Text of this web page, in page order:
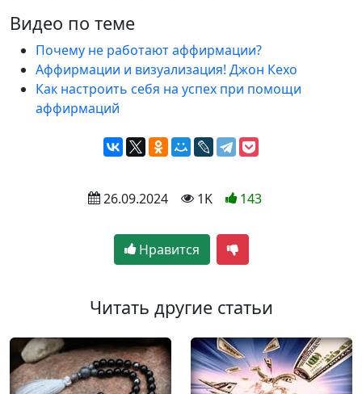
Видео по теме
Почему не работают аффирмации?
Аффирмации и визуализация! Джон Кехо
Как настроить себя на успех при помощи
аффирмаций
26.09.2024 1K 143
Нравится
Читать другие статьи